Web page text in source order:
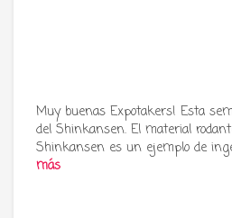
Muy buenas Expotakers! Esta
del Shinkansen. El material
Shinkansen es un ejemplo de
más